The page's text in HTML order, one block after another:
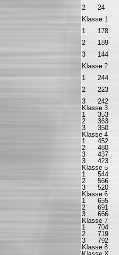
2
24
Klasse 1
1
178
2
189
3
144
Klasse 2
1
244
2
223
3
242
Klasse 3
1
353
2
363
3
350
Klasse 4
1
452
2
480
3
437
3
423
Klasse 5
1
544
2
566
3
520
Klasse 6
1
655
2
691
3
666
Klasse 7
1
704
2
719
3
792
Klasse 8